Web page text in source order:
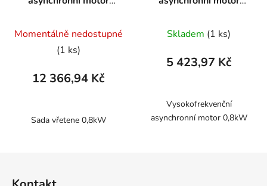
měnič
Momentálně nedostupné
(1 ks)
12 366,94 Kč
Sada vřetene 0,8kW
Skladem (1 ks)
5 423,97 Kč
Vysokofrekvenční
asynchronní motor 0,8kW